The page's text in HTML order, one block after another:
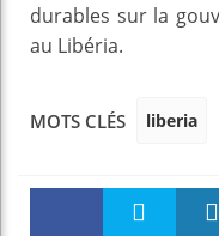
durables sur la
au Libéria.
MOTS CLÉS liberia